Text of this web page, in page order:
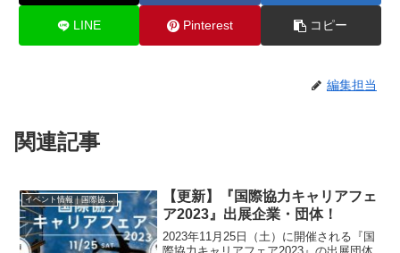
LINE Pinterest コピー
編集担当
関連記事
イベント情報｜国際協力に関するイベント・セミナー・インターン情報
【更新】『国際協力キャリアフェ
ア2023』出展企業・団体！
2023年11月25日（土）に開催される『国